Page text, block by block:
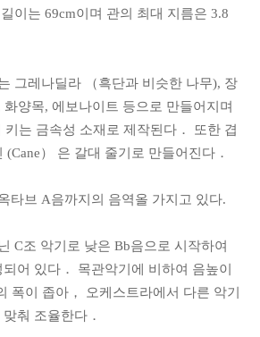
이는 69cm이며 관의 최대 지름은 3.8
그레나딜라 （흑단과 비슷한 나무), 장
양목, 에보나이트 등으로 만들어지며
키는 금속성 소재로 제작된다． 또한 겹
(Cane） 은 갈대 줄기로 만들어진다．
타브 A음까지의 음역올 가지고 있다.
C조 악기로 낮은 Bb음으로 시작하여
어 있다． 목관악기에 비하여 음높이
폭이 좁아， 오케스트라에서 다른 악기
춰 조율한다．